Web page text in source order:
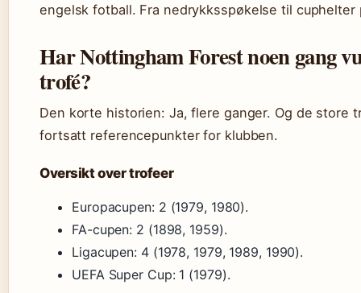
engelsk fotball. Fra nedrykksspøkelse til cuphelter
Har Nottingham Forest noen gang
trofé?
Den korte historien: Ja, flere ganger. Og de store
fortsatt referencepunkter for klubben.
Oversikt over trofeer
Europacupen: 2 (1979, 1980).
FA-cupen: 2 (1898, 1959).
Ligacupen: 4 (1978, 1979, 1989, 1990).
UEFA Super Cup: 1 (1979).